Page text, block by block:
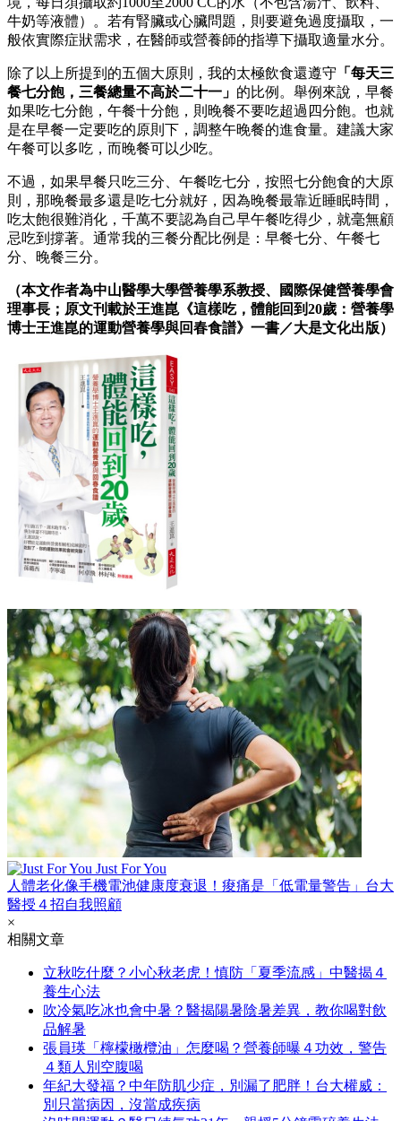
牛奶等液體）。若有腎臟或心臟問題，則要避免過度攝取，一
般依實際症狀需求，在醫師或營養師的指導下攝取適量水分。
除了以上所提到的五個大原則，我的太極飲食還遵守 「每天三
餐七分飽，三餐總量不高於二十一」 的比例。舉例來說，早餐
如果吃七分飽，午餐十分飽，則晚餐不要吃超過四分飽。也就
是在早餐一定要吃的原則下，調整午晚餐的進食量。建議大家
午餐可以多吃，而晚餐可以少吃。
不過，如果早餐只吃三分、午餐吃七分，按照七分飽食的大原
則，那晚餐最多還是吃七分就好，因為晚餐最靠近睡眠時間，
吃太飽很難消化，千萬不要認為自己早午餐吃得少，就毫無顧
忌吃到撐著。通常我的三餐分配比例是：早餐七分、午餐七
分、晚餐三分。
（本文作者為中山醫學大學營養學系教授、國際保健營養學會
理事長；原文刊載於王進崑《這樣吃，體能回到20歲：營養學
博士王進崑的運動營養學與回春食譜》一書／大是文化出版）
Just For You
人體老化像手機電池健康度衰退！痠痛是「低電量警告」台大
醫授４招自我照顧
×
相關文章
立秋吃什麼？小心秋老虎！慎防「夏季流感」中醫揭４
養生心法
吹冷氣吃冰也會中暑？醫揭陽暑陰暑差異，教你喝對飲
品解暑
張員瑛「檸檬橄欖油」怎麼喝？營養師曝４功效，警告
４類人別空腹喝
年紀大發福？中年防肌少症，別漏了肥胖！台大權威：
別只當病因，沒當成疾病